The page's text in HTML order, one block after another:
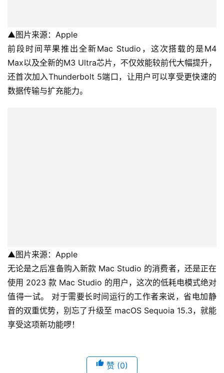
▲图片来源：Apple
前段时间苹果推出全新Mac Studio，这次搭载的是M4
Max以及全新的M3 Ultra芯片，不仅效能较前代大幅提升，
还首次加入Thunderbolt 5端口，让用户可以享受更快速的
数据传输与扩充能力。
▲图片来源：Apple
无论是之后准备购入新款 Mac Studio 的消费者，还是正在
使用 2023 款 Mac Studio 的用户，这次的低耗电模式绝对
值得一试。 对于需要长时间运行的工作者来说，省电加静
音的双重优势，别忘了升级至 macOS Sequoia 15.3，就能
享受这项新功能啰！
赞 (0)